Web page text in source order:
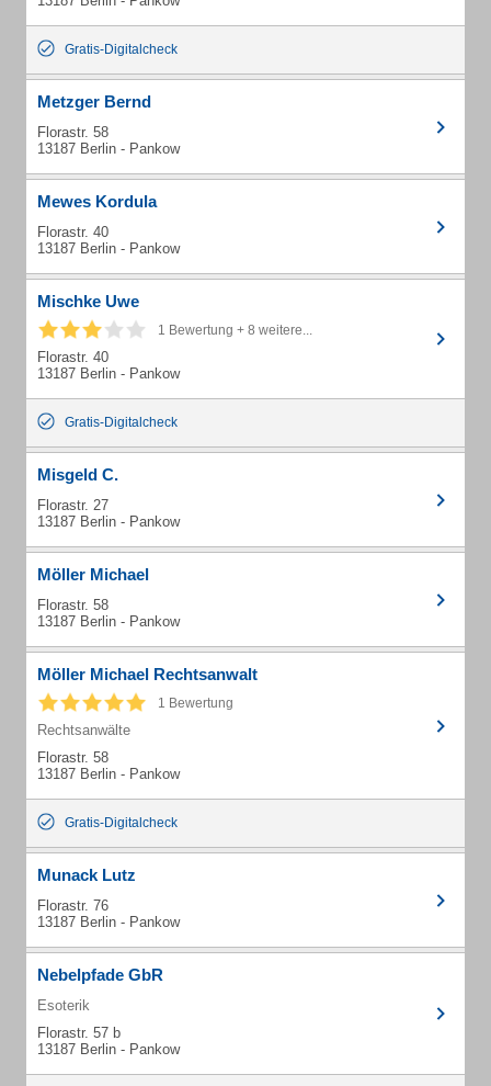
Gratis-Digitalcheck
Metzger Bernd
Florastr. 58
13187 Berlin - Pankow
Mewes Kordula
Florastr. 40
13187 Berlin - Pankow
Mischke Uwe
1 Bewertung + 8 weitere...
Florastr. 40
13187 Berlin - Pankow
Gratis-Digitalcheck
Misgeld C.
Florastr. 27
13187 Berlin - Pankow
Möller Michael
Florastr. 58
13187 Berlin - Pankow
Möller Michael Rechtsanwalt
1 Bewertung
Rechtsanwälte
Florastr. 58
13187 Berlin - Pankow
Gratis-Digitalcheck
Munack Lutz
Florastr. 76
13187 Berlin - Pankow
Nebelpfade GbR
Esoterik
Florastr. 57 b
13187 Berlin - Pankow